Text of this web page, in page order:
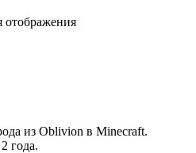
отображения
из Oblivion в Minecraft.
года.